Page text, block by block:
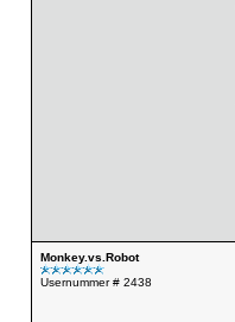
Monkey.vs.Robot
Usernummer # 2438